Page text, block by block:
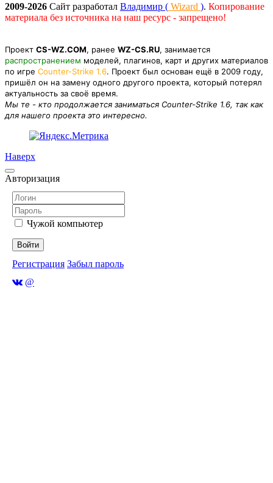
2009-2026 Сайт разработал Владимир ( Wizard ). Копирование
материала без источника на наш ресурс - запрещено!
Проект CS-WZ.COM, ранее WZ-CS.RU, занимается
распространением моделей, плагинов, карт и других материалов
по игре Counter-Strike 1.6. Проект был основан ещё в 2009 году,
пришёл он на замену одного другого проекта, который потерял
актуальность за своё время.
Мы те - кто продолжается заниматься Counter-Strike 1.6, так как
для нашего проекта это интересно.
Наверх
Авторизация
Чужой компьютер
Войти
Регистрация Забыл пароль
@